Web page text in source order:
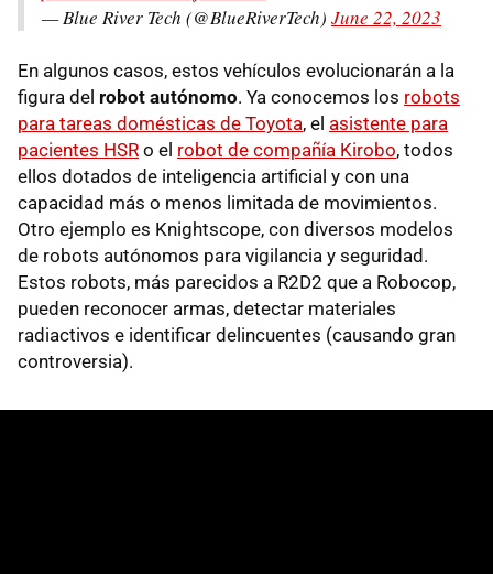
— Blue River Tech (@BlueRiverTech) June 22, 2023
En algunos casos, estos vehículos evolucionarán a la
figura del robot autónomo. Ya conocemos los robots
para tareas domésticas de Toyota, el asistente para
pacientes HSR o el robot de compañía Kirobo, todos
ellos dotados de inteligencia artificial y con una
capacidad más o menos limitada de movimientos.
Otro ejemplo es Knightscope, con diversos modelos
de robots autónomos para vigilancia y seguridad.
Estos robots, más parecidos a R2D2 que a Robocop,
pueden reconocer armas, detectar materiales
radiactivos e identificar delincuentes (causando gran
controversia).